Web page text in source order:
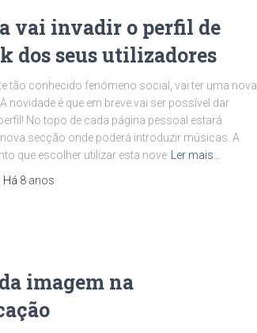
vai invadir o perfil de
dos seus utilizadores
tão conhecido fenómeno social, vai ter uma nova
novidade é que em breve vai ser possível dar
No topo de cada página pessoal estará
secção onde poderá introduzir músicas. A
que escolher utilizar esta nove
Ler mais…
, Há 8 anos
imagem na